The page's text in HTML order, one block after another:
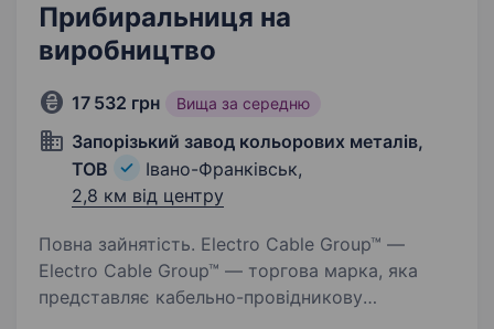
Прибиральниця на
виробництво
17 532 грн Вища за середню
Запорізький завод кольорових металів,
ТОВ
Івано-Франківськ,
2,8 км від центру
Повна зайнятість. Electro Cable Group™ —
Electro Cable Group™ — торгова марка, яка
представляє кабельно-провідникову